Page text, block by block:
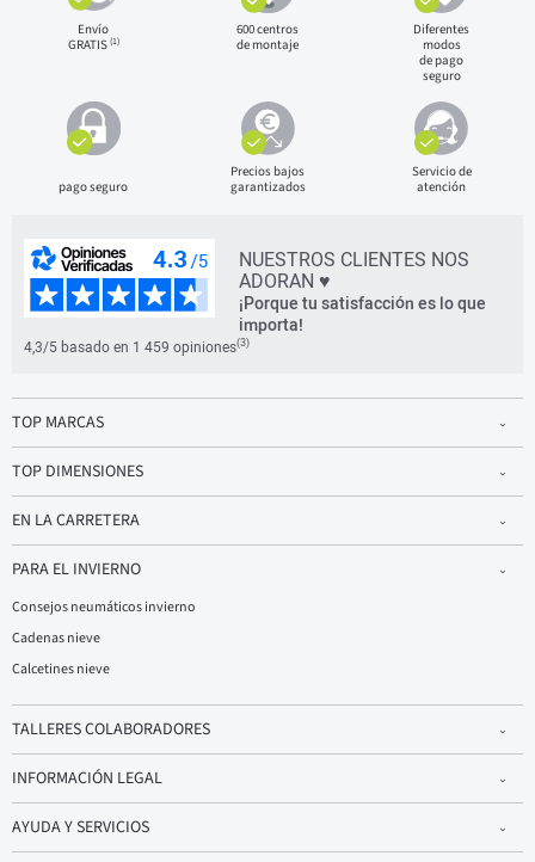
Envío
GRATIS(1)
600 centros
de montaje
Diferentes
modos
de pago
seguro
pago seguro
Precios bajos
garantizados
Servicio de
atención
NUESTROS CLIENTES NOS
ADORAN ♥
¡Porque tu satisfacción es lo que
importa!
4,3/5 basado en 1 459 opiniones(3)
TOP MARCAS
TOP DIMENSIONES
EN LA CARRETERA
PARA EL INVIERNO
Consejos neumáticos invierno
Cadenas nieve
Calcetines nieve
TALLERES COLABORADORES
INFORMACIÓN LEGAL
AYUDA Y SERVICIOS